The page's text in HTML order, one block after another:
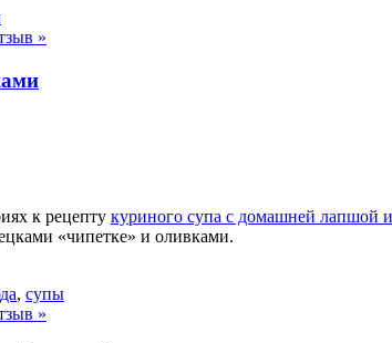
»
к рецепту куриного супа с домашней лапшой
«чипетке» и оливками.
, супы
»